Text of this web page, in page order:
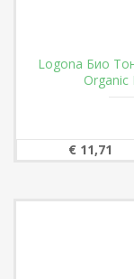
Logona Био
Organic
€ 11,71